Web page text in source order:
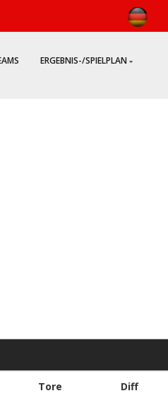
ERGEBNIS-/SPIELPLAN
Tore Diff